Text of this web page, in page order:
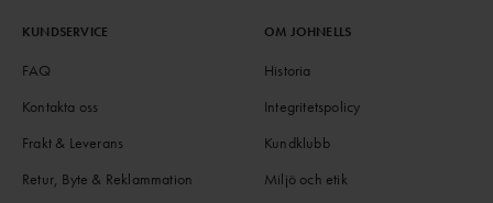
KUNDSERVICE
FAQ
Kontakta oss
Frakt & Leverans
Retur, Byte & Reklammation
OM JOHNELLS
Historia
Integritetspolicy
Kundklubb
Miljö och etik